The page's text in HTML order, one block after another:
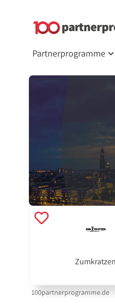
Partnerprogramme
Zumkratzen
100partnerprogramme.de